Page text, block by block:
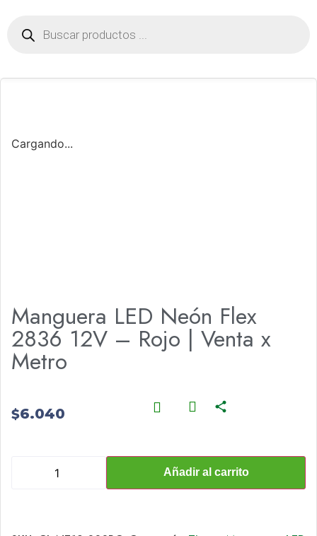
Cargando...
Manguera LED Neón Flex
2836 12V – Rojo | Venta x
Metro
$6.040
Añadir al carrito